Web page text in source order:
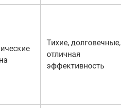
Тихие, долговечные,
отличная
эффективность